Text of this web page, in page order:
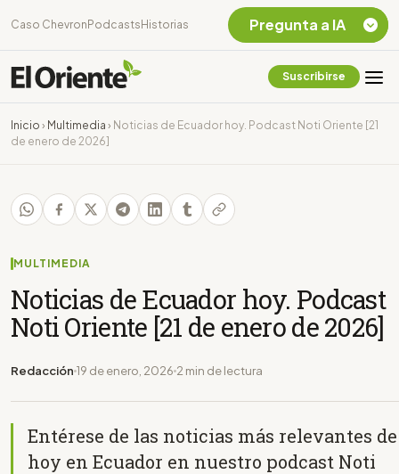
Caso Chevron Podcasts Historias
Suscribirse
Inicio › Multimedia › Noticias de Ecuador hoy. Podcast Noti Oriente [21
de enero de 2026]
MULTIMEDIA
Noticias de Ecuador hoy. Podcast
Noti Oriente [21 de enero de 2026]
Redacción 19 de enero, 2026 2 min de lectura
Entérese de las noticias más relevantes de
hoy en Ecuador en nuestro podcast Noti
Pregunta a IA
Chevron Ecuador